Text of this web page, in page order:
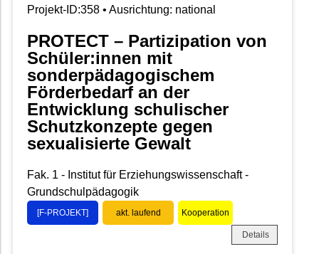
Projekt-ID:358 • Ausrichtung: national
PROTECT – Partizipation von
Schüler:innen mit
sonderpädagogischem
Förderbedarf an der
Entwicklung schulischer
Schutzkonzepte gegen
sexualisierte Gewalt
Fak. 1 - Institut für Erziehungswissenschaft -
Grundschulpädagogik
[F-PROJEKT] akt. laufend Kooperation
Details